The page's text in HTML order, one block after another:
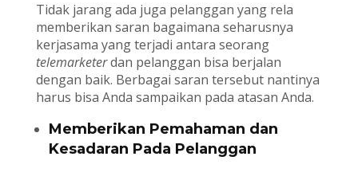
Tidak jarang ada juga pelanggan yang rela
memberikan saran bagaimana seharusnya
kerjasama yang terjadi antara seorang
telemarketerdan pelanggan bisa berjalan
dengan baik. Berbagai saran tersebut nantinya
harus bisa Anda sampaikan pada atasan Anda.
Memberikan Pemahaman dan
Kesadaran Pada Pelanggan